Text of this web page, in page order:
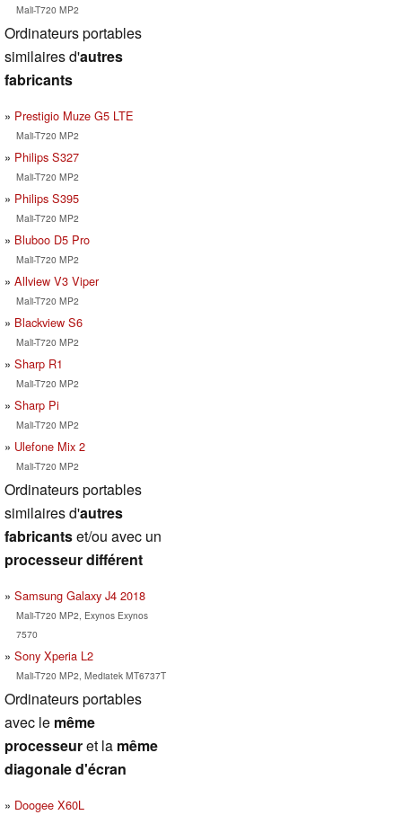
Mali-T720 MP2
Ordinateurs portables
similaires d'autres
fabricants
Prestigio Muze G5 LTE
Mali-T720 MP2
Philips S327
Mali-T720 MP2
Philips S395
Mali-T720 MP2
Bluboo D5 Pro
Mali-T720 MP2
Allview V3 Viper
Mali-T720 MP2
Blackview S6
Mali-T720 MP2
Sharp R1
Mali-T720 MP2
Sharp Pi
Mali-T720 MP2
Ulefone Mix 2
Mali-T720 MP2
Ordinateurs portables
similaires d'autres
fabricantset/ou avec un
processeur différent
Samsung Galaxy J4 2018
Mali-T720 MP2, Exynos Exynos
7570
Sony Xperia L2
Mali-T720 MP2, Mediatek MT6737T
Ordinateurs portables
avec le même
processeuret la même
diagonale d'écran
Doogee X60L